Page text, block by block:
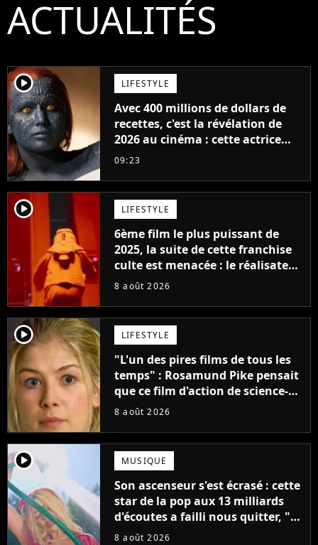
ACTUALITÉS
player2 LIFESTYLE
Avec 400 millions de dollars de
recettes, c'est la révélation de
2026 au cinéma : cette actrice
adorée prête à remplacer
09:23
player2 LIFESTYLE
6ème film le plus puissant de
2025, la suite de cette franchise
culte est menacée : le réalisateur
claque la porte pour "différends
8 août 2026
player2 LIFESTYLE
"L'un des pires films de tous les
temps" : Rosamund Pike pensait
que ce film d'action de science-
fiction avec Dwayne Johnson
8 août 2026
player2 MUSIQUE
Son ascenseur s'est écrasé : cette
star de la pop aux 13 milliards
d'écoutes a failli nous quitter, "Je
pensais ne plus jamais chanter"
8 août 2026